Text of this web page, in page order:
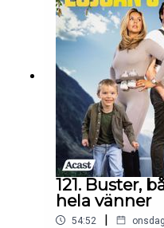
instagram
pratar om i
121. Buster,
hela vänner
54:52 |